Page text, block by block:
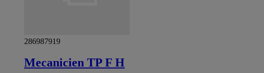
286987919
Mecanicien TP F H